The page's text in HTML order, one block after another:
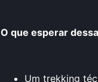
O que esperar
Um trekking